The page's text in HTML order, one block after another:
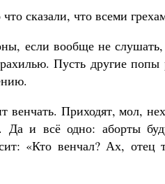
сказали, что всеми
если вообще не
Пусть другие
венчать. Приходят, мол,
Да и всё одно: аборты
«Кто венчал? Ах,